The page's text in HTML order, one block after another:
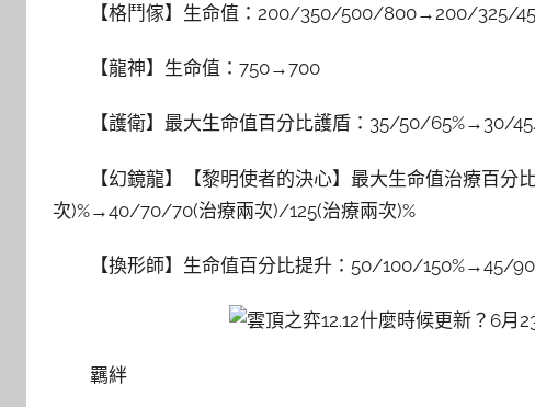
【格鬥傢】生命值：200/350/500/800→200/325/
【龍神】生命值：750→700
【護衛】最大生命值百分比護盾：35/50/65%→30/
【幻鏡龍】【黎明使者的決心】最大生命值治療百
次)%→40/70/70(治療兩次)/125(治療兩次)%
【換形師】生命值百分比提升：50/100/150%→45/
羈絆